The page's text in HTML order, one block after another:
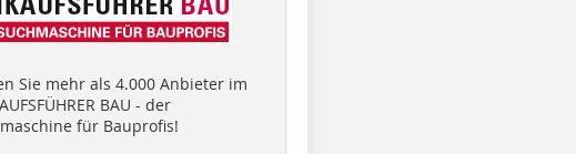
Sie mehr als 4.000 Anbieter im
BAU - der
für Bauprofis!